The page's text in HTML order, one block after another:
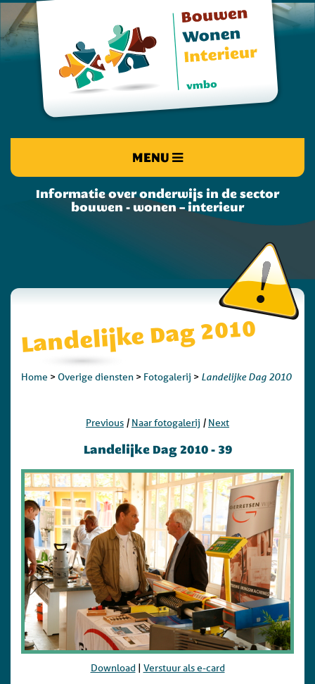
MENU
Informatie over onderwijs in de sector
bouwen - wonen – interieur
Landelijke Dag 2010
Home > Overige diensten > Fotogalerij > Landelijke Dag 2010
Previous | Naar fotogalerij | Next
Landelijke Dag 2010 - 39
Download| Verstuur als e-card